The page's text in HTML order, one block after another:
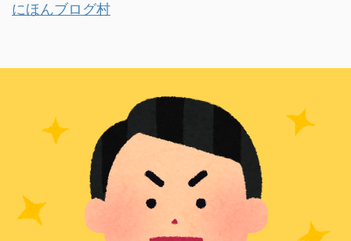
にほんブログ村